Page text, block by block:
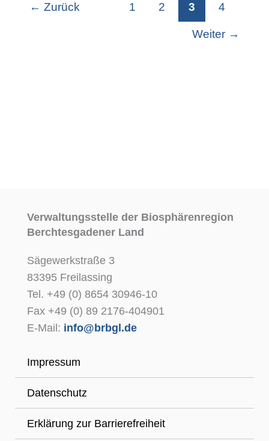
← Zurück 1 2 3 4
Weiter →
Verwaltungsstelle der Biosphärenregion
Berchtesgadener Land
Sägewerkstraße 3
83395 Freilassing
Tel. +49 (0) 8654 30946-10
Fax +49 (0) 89 2176-404901
E-Mail: info@brbgl.de
Impressum
Datenschutz
Erklärung zur Barrierefreiheit